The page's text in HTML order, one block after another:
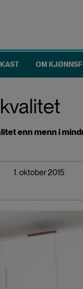
OM
enn menn i
1. oktober 2015